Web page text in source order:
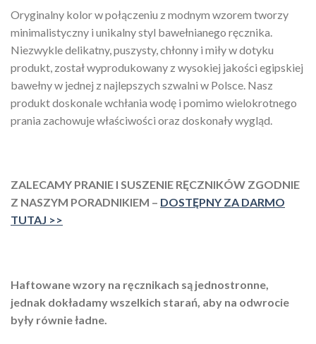
Oryginalny kolor w połączeniu z modnym wzorem tworzy
minimalistyczny i unikalny styl bawełnianego ręcznika.
Niezwykle delikatny, puszysty, chłonny i miły w dotyku
produkt, został wyprodukowany z wysokiej jakości egipskiej
bawełny w jednej z najlepszych szwalni w Polsce. Nasz
produkt doskonale wchłania wodę i pomimo wielokrotnego
prania zachowuje właściwości oraz doskonały wygląd.
ZALECAMY PRANIE I SUSZENIE RĘCZNIKÓW ZGODNIE
Z NASZYM PORADNIKIEM – DOSTĘPNY ZA DARMO
TUTAJ >>
Haftowane wzory na ręcznikach są jednostronne,
jednak dokładamy wszelkich starań, aby na odwrocie
były równie ładne.